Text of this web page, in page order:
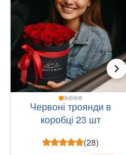
Червоні троянди в
коробці 23 шт
(28)